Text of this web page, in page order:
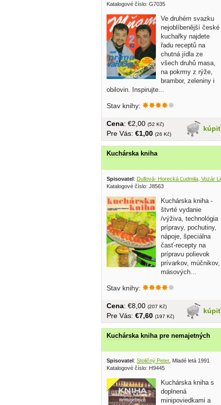
Katalogové číslo: G7035
Ve druhém svazku
nejoblíbenější české
kuchařky najdete
řadu receptů na
chutná jídla ze
všech druhů masa,
na pokrmy z rýže,
brambor, zeleniny i
obilovin. Inspirujte...
Stav knihy:
kúpiť
Cena: €2,00 (52 Kč)
Pre Vás: €1,00 (26 Kč)
Kuchárska kniha
Spisovatel: Dullová- Horecká Ľudmila, Vozár
Katalogové číslo: J8563
Kuchárska kniha -
štvrté vydanie
/výživa, technológia
prípravy, pochutiny,
nápoje, špeciálna
časť-recepty na
prípravu polievok
prívarkov, múčnikov,
mäsových...
Stav knihy:
kúpiť
Cena: €8,00 (207 Kč)
Pre Vás: €7,60 (197 Kč)
Kuchárska kniha pre nemajetných
Spisovatel : Stoličný Peter, Mladé letá 1991
Katalogové číslo: H9445
Kuchárska kniha s
doplnená
minipoviedkami a